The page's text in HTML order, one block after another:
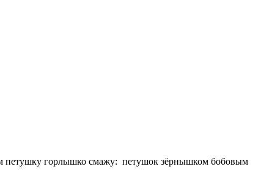
петушку горлышко смажу: петушок зёрнышком бобовым